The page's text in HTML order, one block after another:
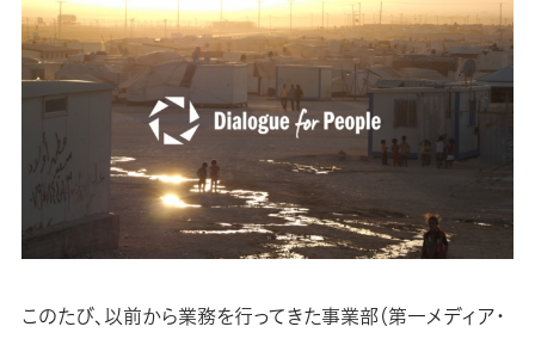
このたび、以前から業務を行ってきた事業部（第一メディア・